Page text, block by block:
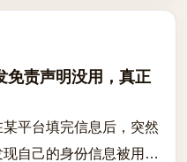
免责声明没用，真正
平台填完信息后，突然
自己的身份信息被用于